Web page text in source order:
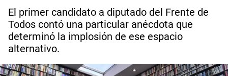
El primer candidato a diputado del Frente de
Todos contó una particular anécdota que
determinó la implosión de ese espacio
alternativo.